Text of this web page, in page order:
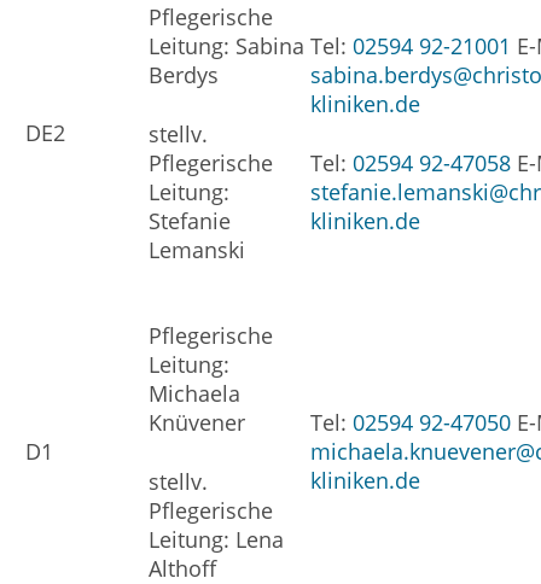
DE2
Pflegerische
Leitung: Sabina
Berdys
stellv.
Pflegerische
Leitung:
Stefanie
Lemanski
Tel: 02594 92-21001
kliniken.de
Tel: 02594 92-47058
kliniken.de
D1
Pflegerische
Leitung:
Michaela
Knüvener
stellv.
Pflegerische
Leitung: Lena
Althoff
Tel: 02594 92-47050
kliniken.de